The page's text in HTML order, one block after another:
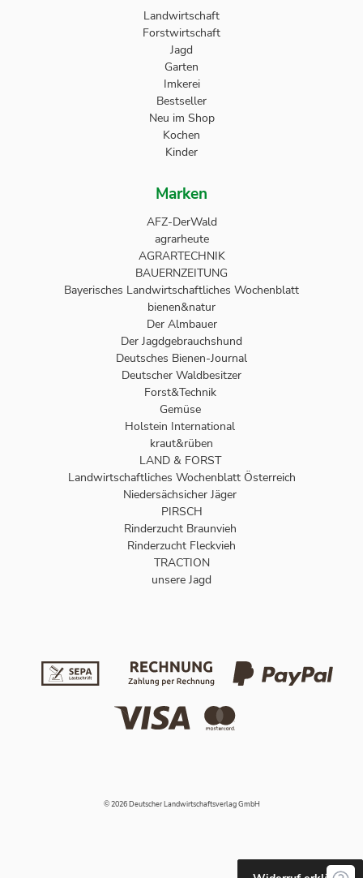
Landwirtschaft
Forstwirtschaft
Jagd
Garten
Imkerei
Bestseller
Neu im Shop
Kochen
Kinder
Marken
AFZ-DerWald
agrarheute
AGRARTECHNIK
BAUERNZEITUNG
Bayerisches Landwirtschaftliches Wochenblatt
bienen&natur
Der Almbauer
Der Jagdgebrauchshund
Deutsches Bienen-Journal
Deutscher Waldbesitzer
Forst&Technik
Gemüse
Holstein International
kraut&rüben
LAND & FORST
Landwirtschaftliches Wochenblatt Österreich
Niedersächsicher Jäger
PIRSCH
Rinderzucht Braunvieh
Rinderzucht Fleckvieh
TRACTION
unsere Jagd
© 2026 Deutscher Landwirtschaftsverlag GmbH